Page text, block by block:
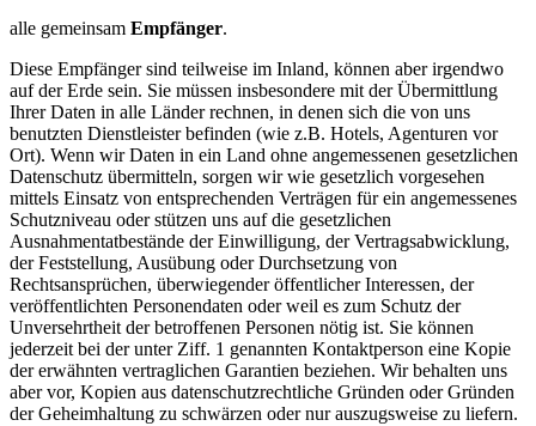
alle gemeinsam Empfänger.
Diese Empfänger sind teilweise im Inland, können aber irgendwo
auf der Erde sein. Sie müssen insbesondere mit der Übermittlung
Ihrer Daten in alle Länder rechnen, in denen sich die von uns
benutzten Dienstleister befinden (wie z.B. Hotels, Agenturen vor
Ort). Wenn wir Daten in ein Land ohne angemessenen gesetzlichen
Datenschutz übermitteln, sorgen wir wie gesetzlich vorgesehen
mittels Einsatz von entsprechenden Verträgen für ein angemessenes
Schutzniveau oder stützen uns auf die gesetzlichen
Ausnahmentatbestände der Einwilligung, der Vertragsabwicklung,
der Feststellung, Ausübung oder Durchsetzung von
Rechtsansprüchen, überwiegender öffentlicher Interessen, der
veröffentlichten Personendaten oder weil es zum Schutz der
Unversehrtheit der betroffenen Personen nötig ist. Sie können
jederzeit bei der unter Ziff. 1 genannten Kontaktperson eine Kopie
der erwähnten vertraglichen Garantien beziehen. Wir behalten uns
aber vor, Kopien aus datenschutzrechtliche Gründen oder Gründen
der Geheimhaltung zu schwärzen oder nur auszugsweise zu liefern.